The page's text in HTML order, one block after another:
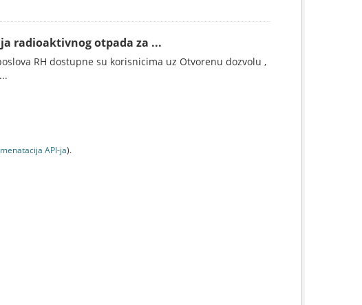
radioaktivnog otpada za ...
RH dostupne su korisnicima uz Otvorenu dozvolu ,
API-jа).